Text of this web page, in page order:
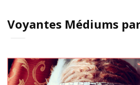
Voyantes Médiums